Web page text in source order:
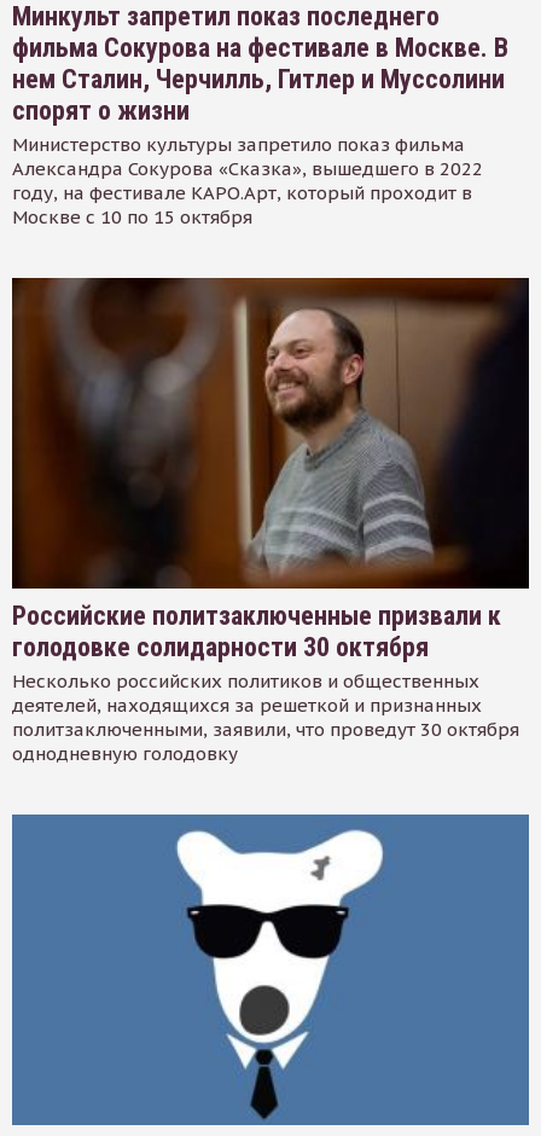
Минкульт запретил показ последнего
фильма Сокурова на фестивале в Москве. В
нем Сталин, Черчилль, Гитлер и Муссолини
спорят о жизни
Министерство культуры запретило показ фильма
Александра Сокурова «Сказка», вышедшего в 2022
году, на фестивале КАРО.Арт, который проходит в
Москве с 10 по 15 октября
Российские политзаключенные призвали к
голодовке солидарности 30 октября
Несколько российских политиков и общественных
деятелей, находящихся за решеткой и признанных
политзаключенными, заявили, что проведут 30 октября
однодневную голодовку